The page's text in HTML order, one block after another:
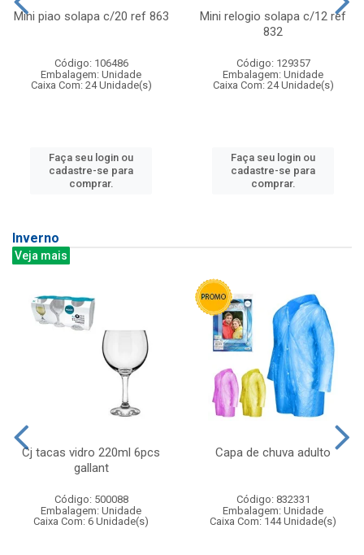
Mini piao solapa c/20 ref 863
Código: 106486
Embalagem: Unidade
Caixa Com: 24 Unidade(s)
Faça seu login ou
cadastre-se para
comprar.
Mini relogio solapa c/12 ref
832
Código: 129357
Embalagem: Unidade
Caixa Com: 24 Unidade(s)
Faça seu login ou
cadastre-se para
comprar.
Inverno
Veja mais
Cj tacas vidro 220ml 6pcs
gallant
Código: 500088
Embalagem: Unidade
Caixa Com: 6 Unidade(s)
Capa de chuva adulto
Código: 832331
Embalagem: Unidade
Caixa Com: 144 Unidade(s)